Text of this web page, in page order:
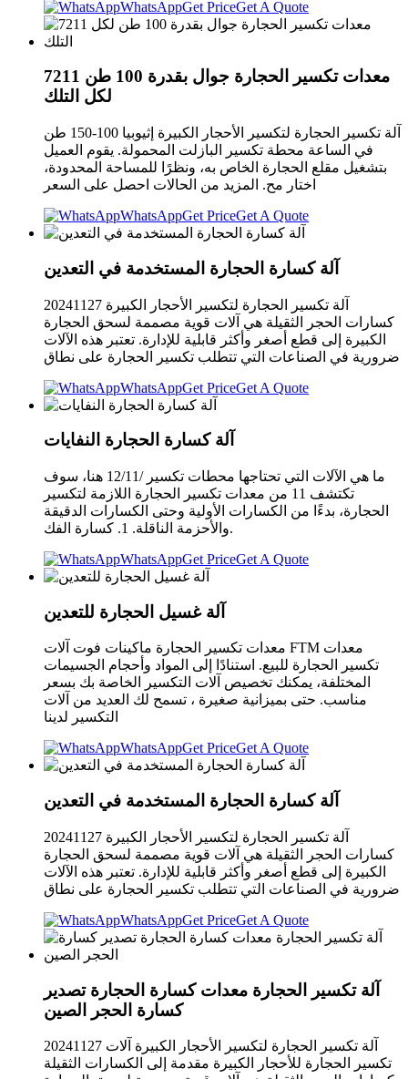
WhatsAppGet PriceGet A Quote
7211 معدات تكسير الحجارة جوال بقدرة 100 طن
لكل التلك
آلة تكسير الحجارة لتكسير الأحجار الكبيرة إثيوبيا 100-150 طن
في الساعة محطة تكسير البازلت المحمولة. يقوم العميل
بتشغيل مقلع الحجارة الخاص به، ونظرًا للمساحة المحدودة،
اختار مح. المزيد من الحالات احصل على السعر
WhatsAppGet PriceGet A Quote
آلة كسارة الحجارة المستخدمة في التعدين
آلة تكسير الحجارة لتكسير الأحجار الكبيرة 20241127
كسارات الحجر الثقيلة هي آلات قوية مصممة لسحق الحجارة
الكبيرة إلى قطع أصغر وأكثر قابلية للإدارة. تعتبر هذه الآلات
ضرورية في الصناعات التي تتطلب تكسير الحجارة على نطاق
WhatsAppGet PriceGet A Quote
آلة كسارة الحجارة النفايات
ما هي الآلات التي تحتاجها محطات تكسير /12/11 هنا، سوف
تكتشف 11 من معدات تكسير الحجارة اللازمة لتكسير
الحجارة، بدءًا من الكسارات الأولية وحتى الكسارات الدقيقة
والأحزمة الناقلة. 1. كسارة الفك.
WhatsAppGet PriceGet A Quote
آلة غسيل الحجارة للتعدين
معدات تكسير الحجارة ماكينات فوت آلات FTM معدات
تكسير الحجارة للبيع. استنادًا إلى المواد وأحجام الجسيمات
المختلفة، يمكنك تخصيص آلات التكسير الخاصة بك بسعر
مناسب. حتى بميزانية صغيرة ، تسمح لك العديد من آلات
التكسير لدينا
WhatsAppGet PriceGet A Quote
آلة كسارة الحجارة المستخدمة في التعدين
آلة تكسير الحجارة لتكسير الأحجار الكبيرة 20241127
كسارات الحجر الثقيلة هي آلات قوية مصممة لسحق الحجارة
الكبيرة إلى قطع أصغر وأكثر قابلية للإدارة. تعتبر هذه الآلات
ضرورية في الصناعات التي تتطلب تكسير الحجارة على نطاق
WhatsAppGet PriceGet A Quote
آلة تكسير الحجارة معدات كسارة الحجارة تصدير
كسارة الحجر الصين
20241127 آلة تكسير الحجارة لتكسير الأحجار الكبيرة آلات
تكسير الحجارة للأحجار الكبيرة مقدمة إلى الكسارات الثقيلة